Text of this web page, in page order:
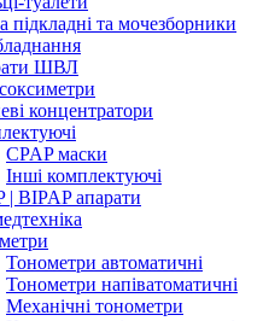
підкладні та мочезборники
ШВЛ
концентратори
CPAP маски
Інші комплектуючі
| BIPAP апарати
Тонометри автоматичні
Тонометри напіватоматичні
Механічні тонометри